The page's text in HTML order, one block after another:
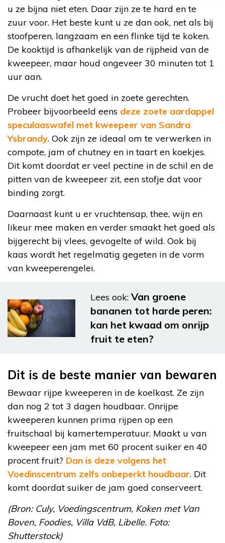
u ze bijna niet eten. Daar zijn ze te hard en te
zuur voor. Het beste kunt u ze dan ook, net als bij
stoofperen, langzaam en een flinke tijd te koken.
De kooktijd is afhankelijk van de rijpheid van de
kweepeer, maar houd ongeveer 30 minuten tot 1
uur aan.
De vrucht doet het goed in zoete gerechten.
Probeer bijvoorbeeld eens deze zoete aardappel
speculaaswafel met kweepeer van Sandra
Ysbrandy. Ook zijn ze ideaal om te verwerken in
compote, jam of chutney en in taart en koekjes.
Dit komt doordat er veel pectine in de schil en de
pitten van de kweepeer zit, een stofje dat voor
binding zorgt.
Daarnaast kunt u er vruchtensap, thee, wijn en
likeur mee maken en verder smaakt het goed als
bijgerecht bij vlees, gevogelte of wild. Ook bij
kaas wordt het regelmatig gegeten in de vorm
van kweeperengelei.
Lees ook: Van groene
bananen tot harde peren:
kan het kwaad om onrijp
fruit te eten?
Dit is de beste manier van bewaren
Bewaar rijpe kweeperen in de koelkast. Ze zijn
dan nog 2 tot 3 dagen houdbaar. Onrijpe
kweeperen kunnen prima rijpen op een
fruitschaal bij kamertemperatuur. Maakt u van
kweepeer een jam met 60 procent suiker en 40
procent fruit? Dan is deze volgens het
Voedinscentrum zelfs onbeperkt houdbaar. Dit
komt doordat suiker de jam goed conserveert.
(Bron: Culy, Voedingscentrum, Koken met Van
Boven, Foodies, Villa VdB, Libelle. Foto:
Shutterstock)